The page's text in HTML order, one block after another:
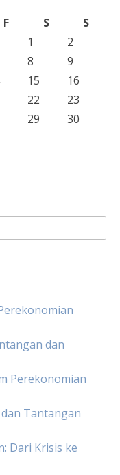
F S
S
1
2
8
9
15
16
22
23
29
30
dan
Perekonomian
Tantangan
Dari Krisis ke